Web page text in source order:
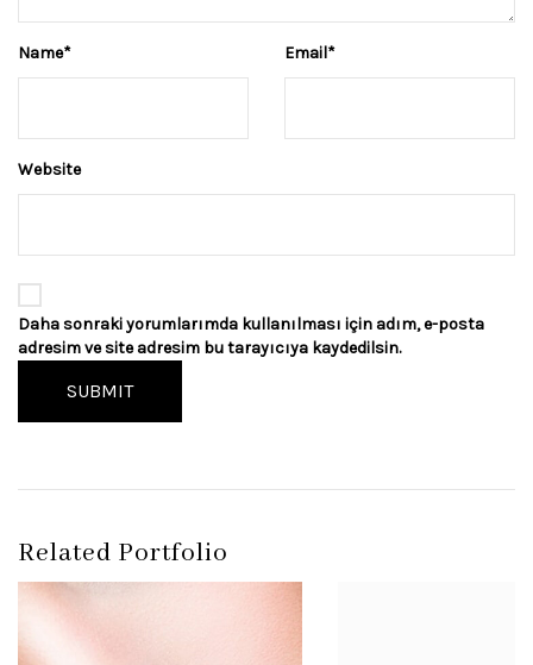
Name* Email*
Website
Daha sonraki yorumlarımda kullanılması için adım, e-posta
adresim ve site adresim bu tarayıcıya kaydedilsin.
SUBMIT
Related Portfolio